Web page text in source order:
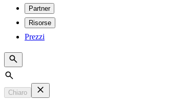
Partner
Risorse
Prezzi
Search
Chiaro